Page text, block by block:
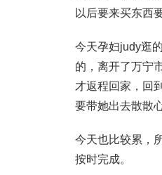
以后要来买东西
今天孕妇judy逛
的，离开了万宁
才返程回家，回
要带她出去散散心
今天也比较累，
按时完成。